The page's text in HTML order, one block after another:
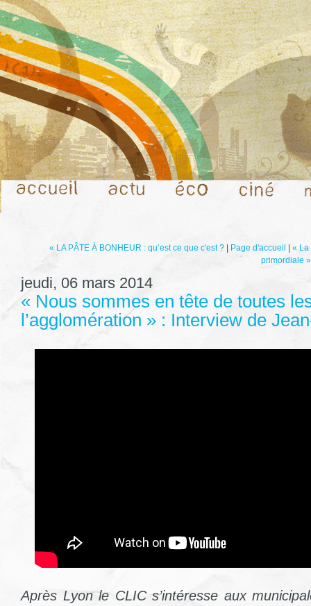
« LA PÂTE À BONHEUR : qu’est ce que c'est ? Page d'accueil
« La
primordiale
jeudi, 06 mars 2014
« Nous sommes en tête de toutes
l’agglomération » : Interview de
Après Lyon le CLIC s’intéresse aux